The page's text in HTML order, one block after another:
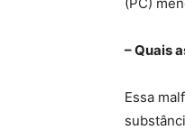
– Quais
Essa